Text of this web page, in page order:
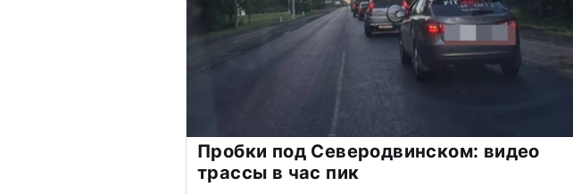
Пробки под Северодвинском: видео
трассы в час пик